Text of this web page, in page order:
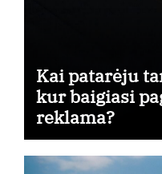
Kai patarėju
kur baigiasi
reklama?